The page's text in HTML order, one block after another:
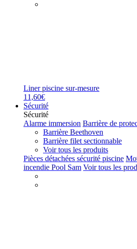
Liner piscine sur-mesure
11,60€
Sécurité
Sécurité
Alarme immersion Barrière de
Barrière Beethoven
Barrière filet sectionnable
Voir tous les produits
Pièces détachées sécurité piscine
incendie Pool Sam Voir tous les